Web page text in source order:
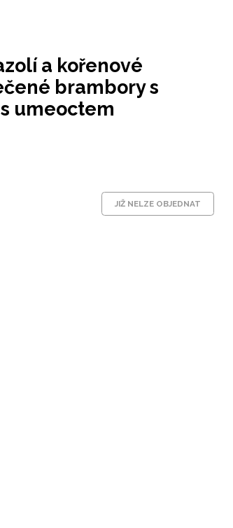
a kořenové
brambory s
umeoctem
JIŽ NELZE OBJEDNAT